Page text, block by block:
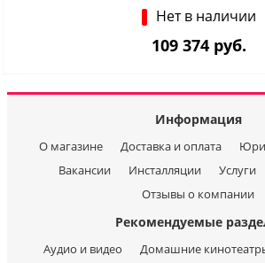
Нет в наличии
109 374 руб.
Информация
О магазине Доставка и оплата
Вакансии
Инсталляции Услуги
Отзывы о компании
Рекомендуемые
Аудио и видео Домашние